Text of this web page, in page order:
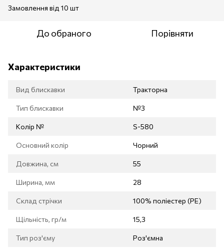
Замовлення від 10 шт
До обраного Порівняти
Характеристики
Вид блискавки Тракторна
Тип блискавки №3
Колір № S-580
Основний колір Чорний
Довжина, см 55
Ширина, мм 28
Склад стрічки 100% поліестер (PE)
Щільність, гр/м 15,3
Тип роз'єму Роз'ємна